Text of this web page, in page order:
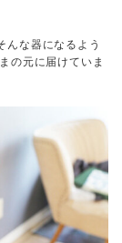
んな器になるよう
の元に届けていま